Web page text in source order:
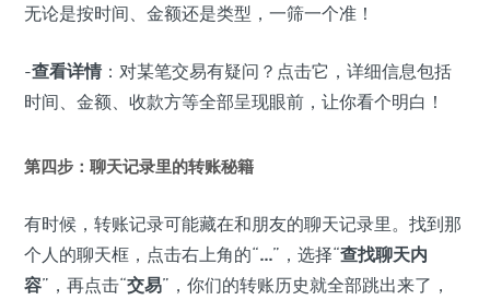
无论是按时间、金额还是类型，一筛一个准！
-查看详情：对某笔交易有疑问？点击它，详细信息包括
时间、金额、收款方等全部呈现眼前，让你看个明白！
第四步：聊天记录里的转账秘籍
有时候，转账记录可能藏在和朋友的聊天记录里。找到那
个人的聊天框，点击右上角的“...”，选择“查找聊天内
容”，再点击“交易”，你们的转账历史就全部跳出来了，